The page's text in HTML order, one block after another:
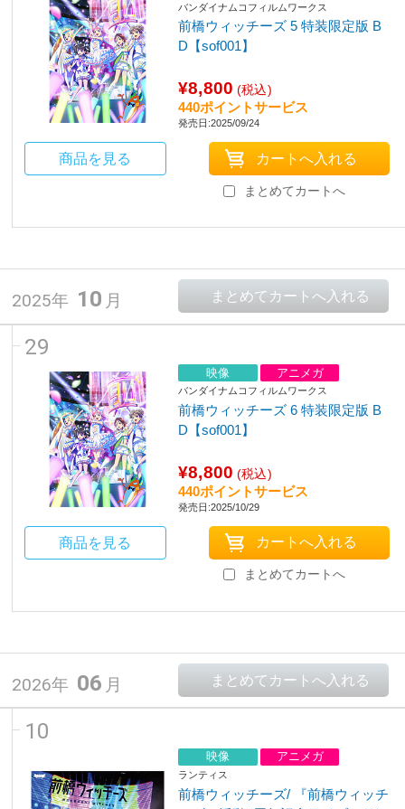
バンダイナムコフィルムワークス
前橋ウィッチーズ 5 特装限定版 B
D【sof001】
¥8,800 (税込)
440ポイントサービス
発売日:2025/09/24
商品を見る
まとめてカートへ
2025年 10 月
29
映像 アニメガ
バンダイナムコフィルムワークス
前橋ウィッチーズ 6 特装限定版 B
D【sof001】
¥8,800 (税込)
440ポイントサービス
発売日:2025/10/29
商品を見る
まとめてカートへ
2026年 06 月
10
映像 アニメガ
ランティス
前橋ウィッチーズ/ 『前橋ウィッチ